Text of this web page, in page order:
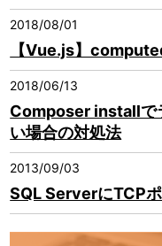
2018/08/01
【Vue.js】
2018/06/13
Composer installで
い場合の対処法
2013/09/03
SQL ServerにTCP